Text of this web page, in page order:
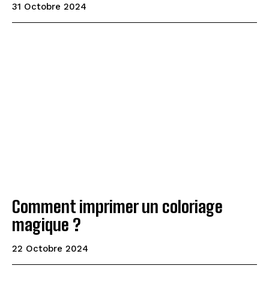
31 Octobre 2024
Comment imprimer un coloriage
magique ?
22 Octobre 2024